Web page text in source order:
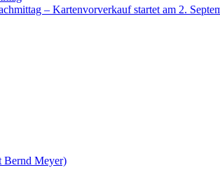
– Kartenvorverkauf startet am 2.
Bernd Meyer)